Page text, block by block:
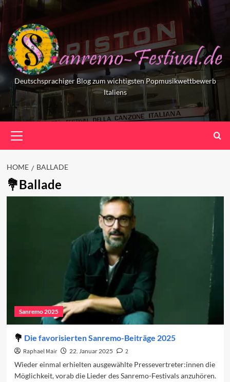
Skip
to
content
Deutschsprachiger Blog zum wichtigsten Popmusikwettbewerb
Italiens
Menu
HOME BALLADE
Ballade
Sanremo 2025
Die favorisierten Sanremo-Beiträge 2025
Raphael Mair 22. Januar 2025
2
Wieder einmal erhielten ausgewählte Pressevertreter:innen die
Möglichkeit, vorab die Lieder des Sanremo-Festivals anzuhören.